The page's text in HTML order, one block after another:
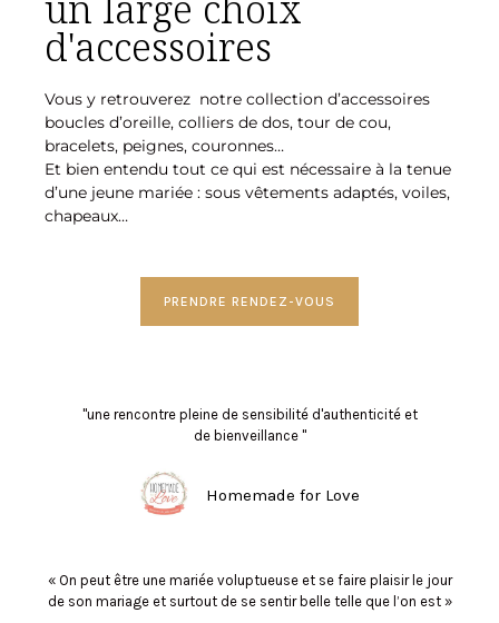
d'accessoires
Vous y retrouverez notre collection d’accessoires
boucles d’oreille, colliers de dos, tour de cou,
bracelets, peignes, couronnes…
Et bien entendu tout ce qui est nécessaire à la tenue
d’une jeune mariée : sous vêtements adaptés, voiles,
chapeaux…
PRENDRE RENDEZ-VOUS
"une rencontre pleine de sensibilité d'authenticité et
de bienveillance "
Homemade for Love
« On peut être une mariée voluptueuse et se faire plaisir le jour
de son mariage et surtout de se sentir belle telle que l’on est »